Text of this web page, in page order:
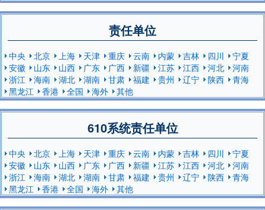
责任单位
中央 北京 上海 天津 重庆 云南 内蒙 吉林 四川
宁夏
安徽
山东 山西 广东 广西 新疆 江苏 江西 河北
河南
浙江
海南 湖北 湖南 甘肃 福建 贵州 辽宁 陕西
青海
黑龙江
香港 全国 海外 其他
610系统责任单位
中央 北京 上海 天津 重庆 云南 内蒙 吉林 四川
宁夏
安徽
山东 山西 广东 广西 新疆 江苏 江西 河北
河南
浙江
海南 湖北 湖南 甘肃 福建 贵州 辽宁 陕西
青海
黑龙江
香港 全国 海外 其他